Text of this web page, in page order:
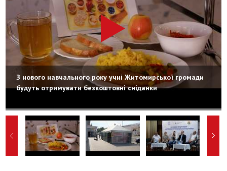
З нового навчального року учні Житомирської громади
будуть отримувати безкоштовні сніданки